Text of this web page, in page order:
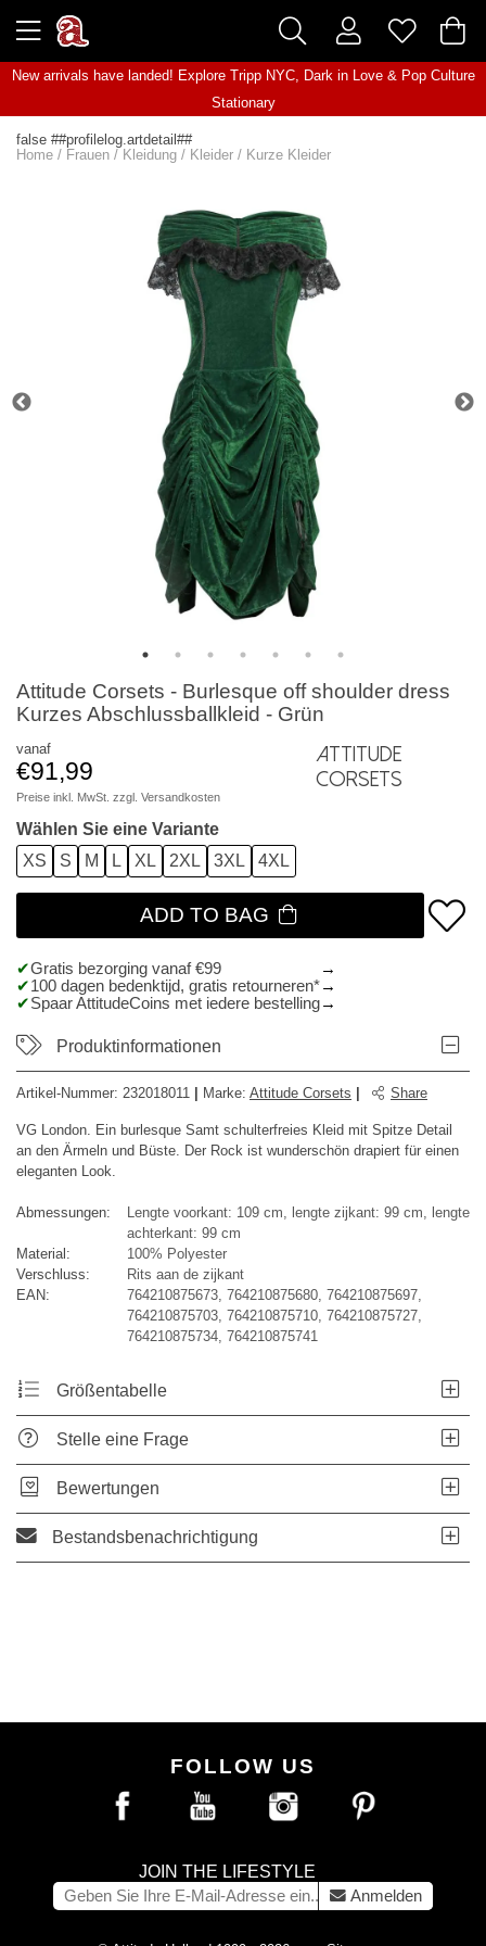
New arrivals have landed! Explore Tripp NYC, Dark in Love& Pop Culture
Stationary
false ##profilelog.artdetail##
Home / Frauen / Kleidung / Kleider / Kurze Kleider
Attitude Corsets - Burlesque off shoulder dress
Kurzes Abschlussballkleid - Grün
vanaf
€91,99
Preise inkl. MwSt. zzgl. Versandkosten
Attitude
Corsets
Wählen Sie eine Variante
XS
S M L XL 2XL 3XL 4XL
ADD TO BAG
Gratis bezorging vanaf €99
100 dagen bedenktijd, gratis retourneren*
Spaar AttitudeCoins met iedere bestelling
Produktinformationen
Artikel-Nummer: 232018011 Marke: Attitude Corsets Share
VG London. Ein burlesque Samt schulterfreies Kleid mit Spitze Detail
an den Ärmeln und Büste. Der Rock ist wunderschön drapiert für einen
eleganten Look.
Abmessungen:
Lengte voorkant: 109 cm, lengte zijkant: 99 cm, lengte
achterkant: 99 cm
Material:
100% Polyester
Verschluss:
Rits aan de zijkant
EAN:
764210875673, 764210875680, 764210875697,
764210875703, 764210875710, 764210875727,
764210875734, 764210875741
Größentabelle
Stelle eine Frage
Bewertungen
Bestandsbenachrichtigung
FOLLOW US
JOIN THE LIFESTYLE
Anmelden